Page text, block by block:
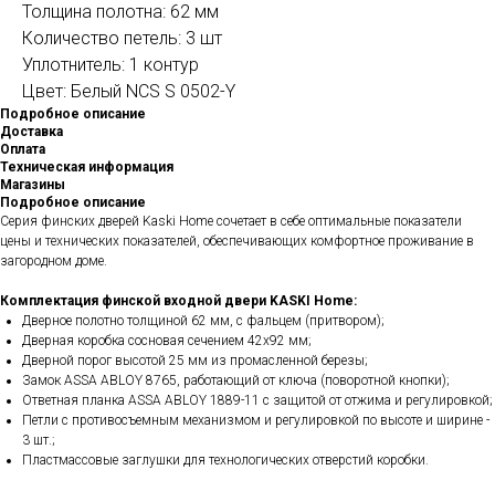
Толщина полотна: 62 мм
Количество петель: 3 шт
Уплотнитель: 1 контур
Цвет: Белый NCS S 0502-Y
Подробное описание
Доставка
Оплата
Техническая информация
Магазины
Подробное описание
Серия финских дверей Kaski Home сочетает в себе оптимальные показатели
цены и технических показателей, обеспечивающих комфортное проживание в
загородном доме.
Комплектация финской входной двери KASKI Home:
Дверное полотно толщиной 62 мм, с фальцем (притвором);
Дверная коробка сосновая сечением 42х92 мм;
Дверной порог высотой 25 мм из промасленной березы;
Замок ASSA ABLOY 8765, работающий от ключа (поворотной кнопки);
Ответная планка ASSA ABLOY 1889-11 с защитой от отжима и регулировкой;
Петли с противосъемным механизмом и регулировкой по высоте и ширине -
3 шт.;
Пластмассовые заглушки для технологических отверстий коробки.